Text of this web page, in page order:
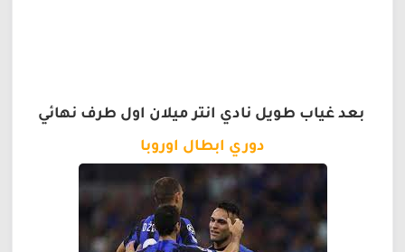
بعد غياب طويل نادي انتر ميلان اول طرف نهائي
دوري ابطال اوروبا